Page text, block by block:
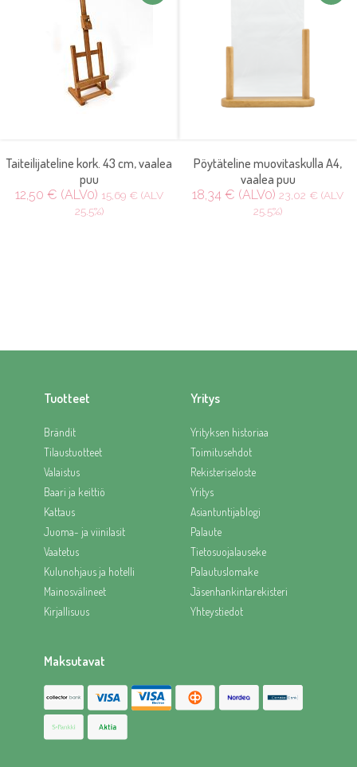
Taiteilijateline kork. 43 cm, vaalea
puu
12,50 € (ALV0) 15,69 € (ALV
25.5%)
Pöytäteline muovitaskulla A4,
vaalea puu
18,34 € (ALV0) 23,02 € (ALV
25.5%)
Tuotteet
Brändit
Tilaustuotteet
Valaistus
Baari ja keittiö
Kattaus
Juoma- ja viinilasit
Vaatetus
Kulunohjaus ja hotelli
Mainosvälineet
Kirjallisuus
Yritys
Yrityksen historiaa
Toimitusehdot
Rekisteriseloste
Yritys
Asiantuntijablogi
Palaute
Tietosuojalauseke
Palautuslomake
Jäsenhankintarekisteri
Yhteystiedot
Maksutavat